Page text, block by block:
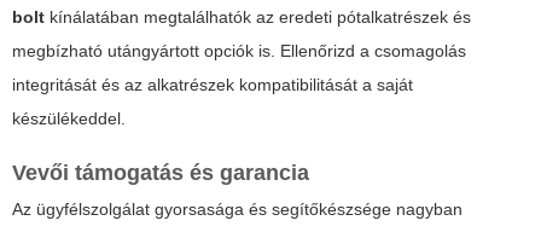
bolt kínálatában megtalálhatók az eredeti pótalkatrészek és
megbízható utángyártott opciók is. Ellenőrizd a csomagolás
integritását és az alkatrészek kompatibilitását a saját
készülékeddel.
Vevői támogatás és garancia
Az ügyfélszolgálat gyorsasága és segítőkészsége nagyban